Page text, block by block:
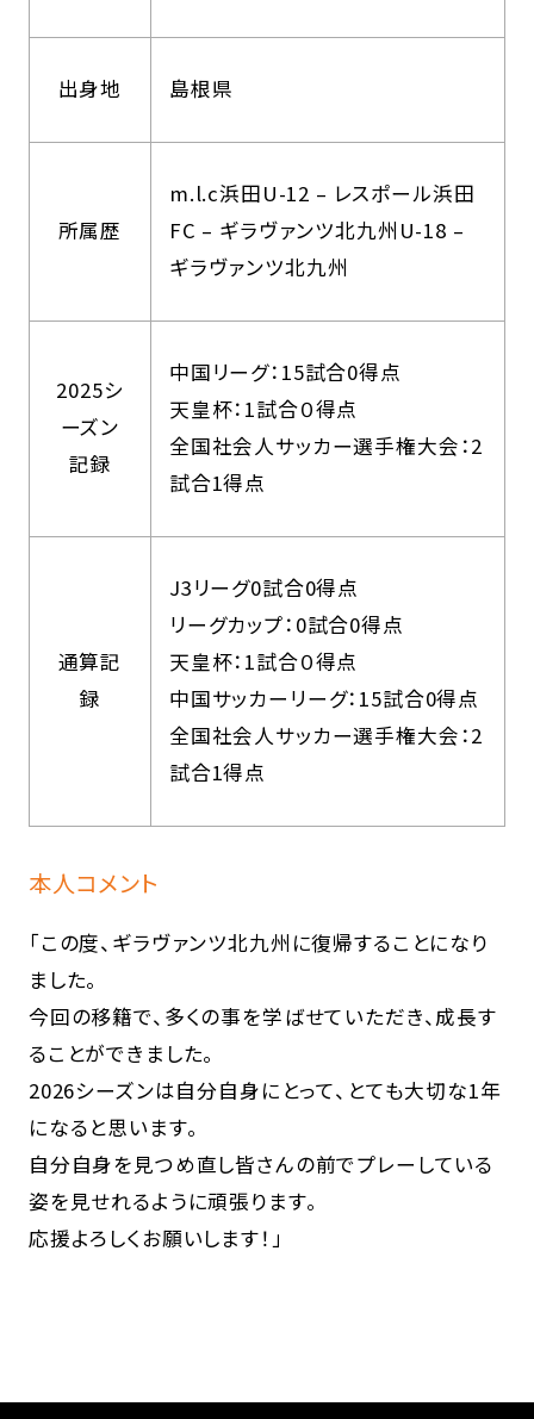
出身地 島根県
所属歴
m.l.c浜田U-12 – レスポール浜田
FC – ギラヴァンツ北九州U-18 –
ギラヴァンツ北九州
2025シ
ーズン
記録
中国リーグ：15試合0得点
天皇杯：1試合０得点
全国社会人サッカー選手権大会：2
試合1得点
通算記
録
J3リーグ0試合0得点
リーグカップ：0試合0得点
天皇杯：1試合０得点
中国サッカーリーグ：15試合0得点
全国社会人サッカー選手権大会：2
試合1得点
本人コメント
「この度、ギラヴァンツ北九州に復帰することになり
ました。
今回の移籍で、多くの事を学ばせていただき、成長す
ることができました。
2026シーズンは自分自身にとって、とても大切な1年
になると思います。
自分自身を見つめ直し皆さんの前でプレーしている
姿を見せれるように頑張ります。
応援よろしくお願いします！」